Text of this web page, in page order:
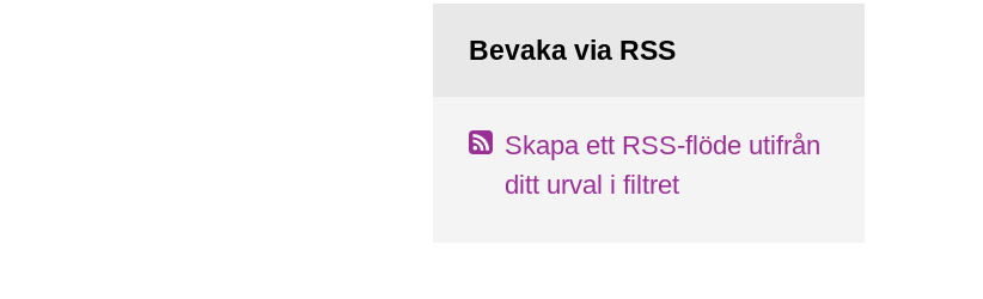
Bevaka via RSS
Skapa ett RSS-flöde utifrån
ditt urval i filtret